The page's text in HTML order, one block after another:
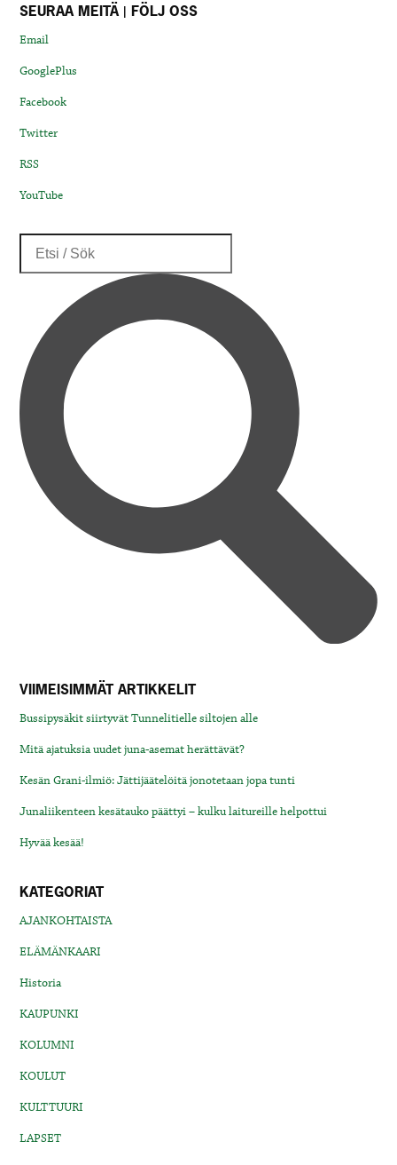
SEURAA MEITÄ | FÖLJ OSS
Email
GooglePlus
Facebook
Twitter
RSS
YouTube
VIIMEISIMMÄT ARTIKKELIT
Bussipysäkit siirtyvät Tunnelitielle siltojen alle
Mitä ajatuksia uudet juna-asemat herättävät?
Kesän Grani-ilmiö: Jättijäätelöitä jonotetaan jopa tunti
Junaliikenteen kesätauko päättyi – kulku laitureille helpottui
Hyvää kesää!
KATEGORIAT
AJANKOHTAISTA
ELÄMÄNKAARI
Historia
KAUPUNKI
KOLUMNI
KOULUT
KULTTUURI
LAPSET